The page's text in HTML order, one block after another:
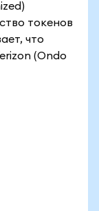
токенов
что
(Ondo